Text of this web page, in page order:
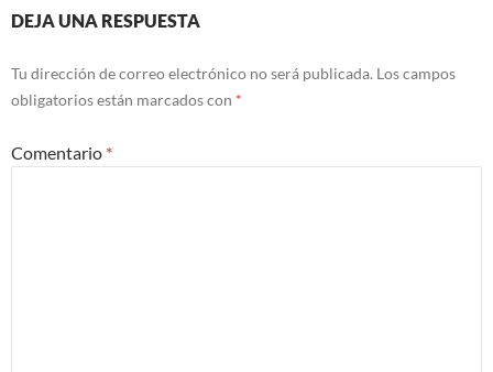
DEJA UNA RESPUESTA
Tu dirección de correo electrónico no será publicada. Los campos
obligatorios están marcados con *
Comentario *